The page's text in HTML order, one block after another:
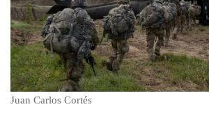
Juan Carlos Cortés